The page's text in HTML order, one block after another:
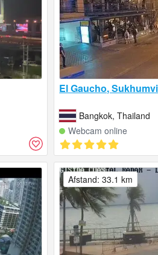
El Gaucho,
Bangkok, Thailand
Webcam online
Afstand: 33.1 km